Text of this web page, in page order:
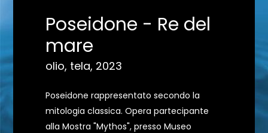
Poseidone - Re del
mare
olio, tela, 2023
Poseidone rappresentato secondo la
mitologia classica. Opera partecipante
alla Mostra "Mythos", presso Museo